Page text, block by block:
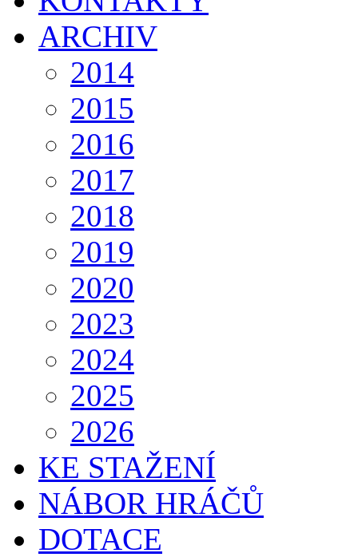
ARCHIV
2014
2015
2016
2017
2018
2019
2020
2023
2024
2025
2026
KE STAŽENÍ
NÁBOR HRÁČŮ
DOTACE